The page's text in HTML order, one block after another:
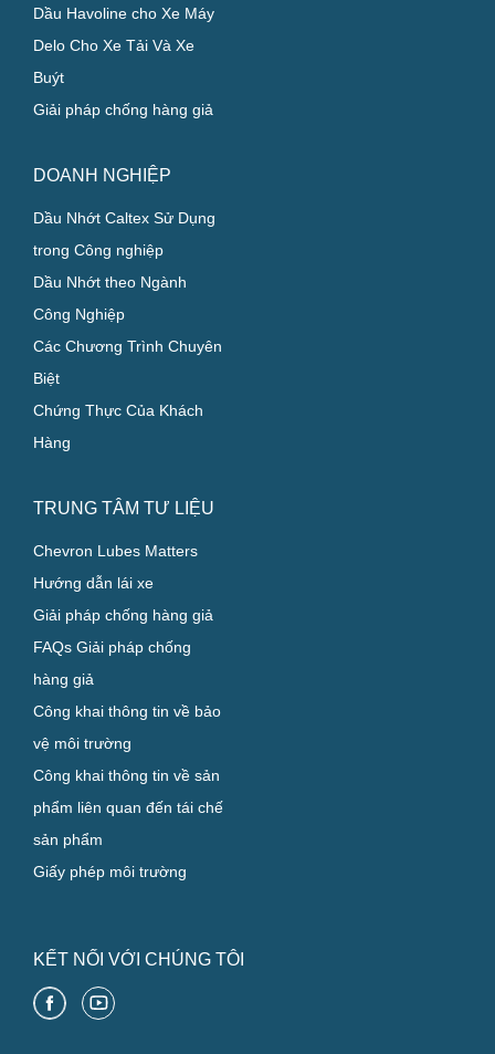
Dầu Havoline cho Xe Máy
Delo Cho Xe Tải Và Xe
Buýt
Giải pháp chống hàng giả
DOANH NGHIỆP
Dầu Nhớt Caltex Sử Dụng
trong Công nghiệp
Dầu Nhớt theo Ngành
Công Nghiệp
Các Chương Trình Chuyên
Biệt
Chứng Thực Của Khách
Hàng
TRUNG TÂM TƯ LIỆU
Chevron Lubes Matters
Hướng dẫn lái xe
Giải pháp chống hàng giả
FAQs Giải pháp chống
hàng giả
Công khai thông tin về bảo
vệ môi trường
Công khai thông tin về sản
phẩm liên quan đến tái chế
sản phẩm
Giấy phép môi trường
KẾT NỐI VỚI CHÚNG TÔI